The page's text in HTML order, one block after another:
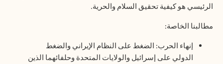
الرئيسي هو كيفية تحقيق السلام والحرية.
مطالبنا الخاصة:
إنهاء الحرب: الضغط على النظام الإيراني والضغط
الدولي على إسرائيل والولايات المتحدة وحلفائهما الذين